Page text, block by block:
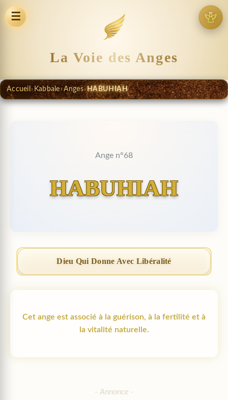
☰
La Voie des Anges
Accueil › Kabbale›Anges›HABUHIAH
Ange n°68
HABUHIAH
Dieu Qui Donne Avec Libéralité
Cet ange est associé à la guérison, à la fertilité et à
la vitalité naturelle.